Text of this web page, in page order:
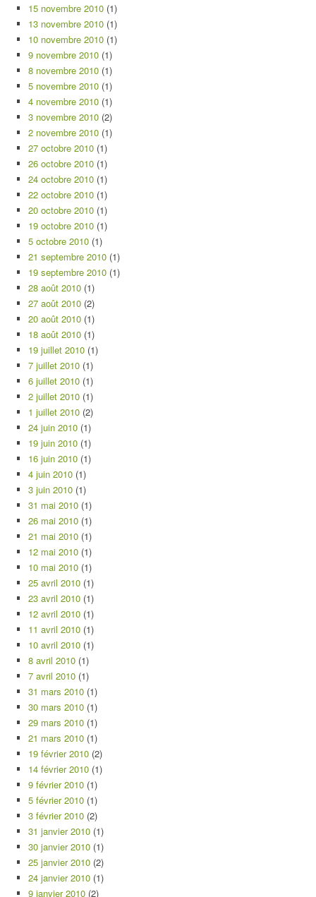
15 novembre 2010 (1)
13 novembre 2010 (1)
10 novembre 2010 (1)
9 novembre 2010 (1)
8 novembre 2010 (1)
5 novembre 2010 (1)
4 novembre 2010 (1)
3 novembre 2010 (2)
2 novembre 2010 (1)
27 octobre 2010 (1)
26 octobre 2010 (1)
24 octobre 2010 (1)
22 octobre 2010 (1)
20 octobre 2010 (1)
19 octobre 2010 (1)
5 octobre 2010 (1)
21 septembre 2010 (1)
19 septembre 2010 (1)
28 août 2010 (1)
27 août 2010 (2)
20 août 2010 (1)
18 août 2010 (1)
19 juillet 2010 (1)
7 juillet 2010 (1)
6 juillet 2010 (1)
2 juillet 2010 (1)
1 juillet 2010 (2)
24 juin 2010 (1)
19 juin 2010 (1)
16 juin 2010 (1)
4 juin 2010 (1)
3 juin 2010 (1)
31 mai 2010 (1)
26 mai 2010 (1)
21 mai 2010 (1)
12 mai 2010 (1)
10 mai 2010 (1)
25 avril 2010 (1)
23 avril 2010 (1)
12 avril 2010 (1)
11 avril 2010 (1)
10 avril 2010 (1)
8 avril 2010 (1)
7 avril 2010 (1)
31 mars 2010 (1)
30 mars 2010 (1)
29 mars 2010 (1)
21 mars 2010 (1)
19 février 2010 (2)
14 février 2010 (1)
9 février 2010 (1)
5 février 2010 (1)
3 février 2010 (2)
31 janvier 2010 (1)
30 janvier 2010 (1)
25 janvier 2010 (2)
24 janvier 2010 (1)
9 janvier 2010 (2)